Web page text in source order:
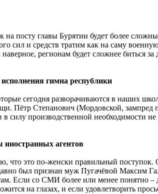
посту главы Бурятии будет более
сил и средств тратим как на саму
регионам будет сложнее биться
гимна республики
сегодня разворачиваются в наших
Пётр Степанович (Мордовской, зампред
силу производственной необходимости
иностранных агентов
что это по-женски правильный
был признан муж Пугачёвой Максим
Если со СМИ более или менее понятно
на глазах, и если удовлетворить